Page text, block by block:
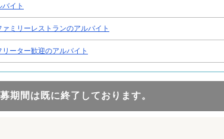
イト
ァミリーレストランのアルバイト
リーター歓迎のアルバイト
期間は既に終了しております。